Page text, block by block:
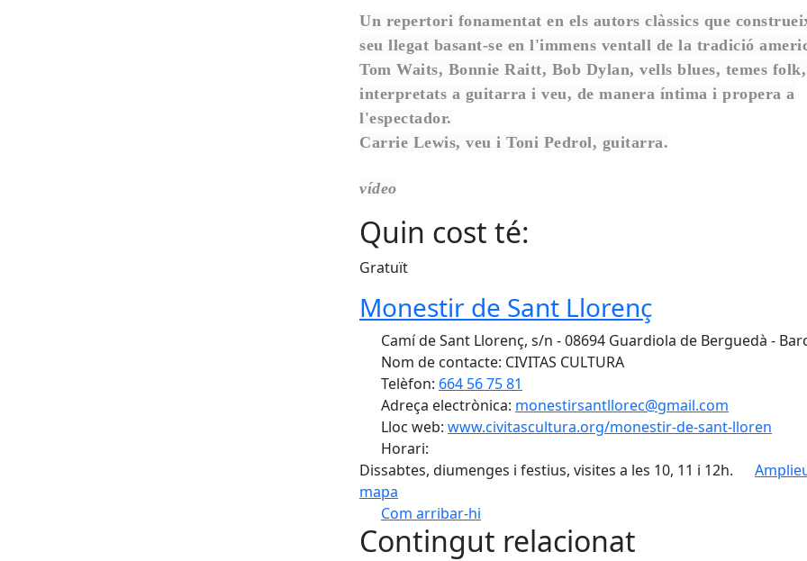
Un repertori fonamentat en els autors clàssics que
seu llegat basant-se en l'immens ventall de la tradició
Tom Waits, Bonnie Raitt, Bob Dylan, vells blues, temes
interpretats a guitarra i veu, de manera íntima i propera a
l'espectador.
Carrie Lewis, veu i Toni Pedrol, guitarra.
vídeo
Quin cost té:
Gratuït
Monestir de Sant Llorenç
Camí de Sant Llorenç, s/n - 08694 Guardiola de Berguedà -
Nom de contacte: CIVITAS CULTURA
Telèfon: 664 56 75 81
Adreça electrònica: monestirsantllorec@gmail.com
Lloc web: www.civitascultura.org/monestir-de-sant-lloren
Horari:
Dissabtes, diumenges i festius, visites a les 10, 11 i 12h.
mapa
Com arribar-hi
+
Contingut relacionat